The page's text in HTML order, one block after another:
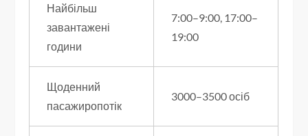
Найбільш
завантажені
години
7:00–9:00, 17:00–
19:00
Щоденний
пасажиропотік
3000–3500 осіб